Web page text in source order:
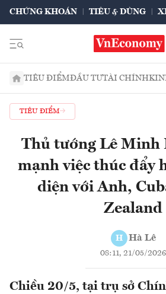
CHỨNG KHOÁN TIÊU & DÙNG
TIÊU ĐIỂMĐẦU TƯTÀI CHÍNH
TIÊU ĐIỂM
Thủ tướng Lê Minh
mạnh việc thúc đẩy
diện với Anh,
Zealand
H Hà Lê
08:11, 21/05/2026
Chiều 20/5, tại trụ sở